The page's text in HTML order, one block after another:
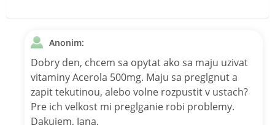
Anonim:
Dobry den, chcem sa opytat ako sa maju uzivat
vitaminy Acerola 500mg. Maju sa preglgnut a
zapit tekutinou, alebo volne rozpustit v ustach?
Pre ich velkost mi preglganie robi problemy.
Dakujem, Jana.